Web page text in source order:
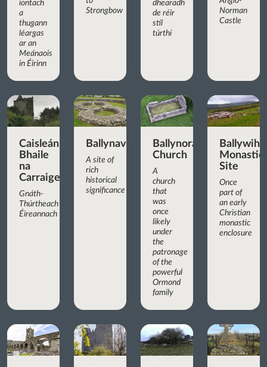
iontach
a
thugann
léargas
ar an
Meánaois
in Éirinn
Strongbow
dhearadh
de réir
stíl
túrthí
Norman
Castle
Caisleán
Bhaile
na
Carraige
Gnáth-
Thúrtheach
Éireannach
Ballynavenooragh
A site of
rich
historical
significance
Ballynoran
Church
A
church
that
was
once
likely
under
the
patronage
of the
powerful
Ormond
family
Monastic
Site
Once
part of
an early
Christian
monastic
enclosure